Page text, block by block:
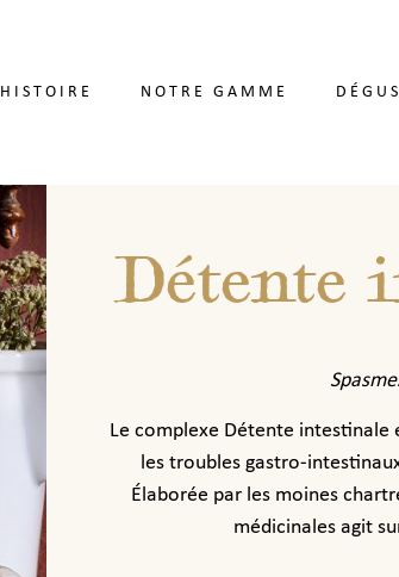
HISTOIRE NOTRE GAMME
Détente
Le complexe Détente intestinale
les troubles gastro-
Élaborée par les moines
médicinales agit